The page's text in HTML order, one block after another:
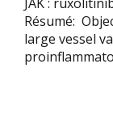
Résumé:
large vessel